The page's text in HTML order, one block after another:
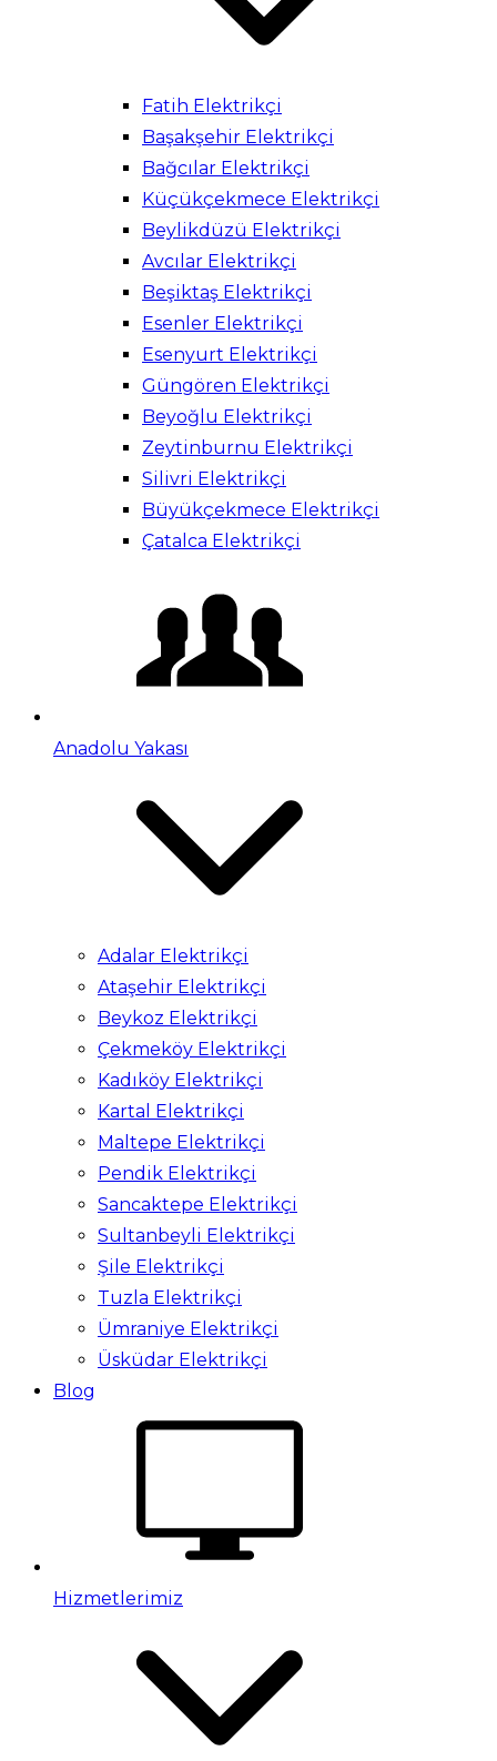
Fatih Elektrikçi
Başakşehir Elektrikçi
Bağcılar Elektrikçi
Küçükçekmece Elektrikçi
Beylikdüzü Elektrikçi
Avcılar Elektrikçi
Beşiktaş Elektrikçi
Esenler Elektrikçi
Esenyurt Elektrikçi
Güngören Elektrikçi
Beyoğlu Elektrikçi
Zeytinburnu Elektrikçi
Silivri Elektrikçi
Büyükçekmece Elektrikçi
Çatalca Elektrikçi
Anadolu Yakası
Adalar Elektrikçi
Ataşehir Elektrikçi
Beykoz Elektrikçi
Çekmeköy Elektrikçi
Kadıköy Elektrikçi
Kartal Elektrikçi
Maltepe Elektrikçi
Pendik Elektrikçi
Sancaktepe Elektrikçi
Sultanbeyli Elektrikçi
Şile Elektrikçi
Tuzla Elektrikçi
Ümraniye Elektrikçi
Üsküdar Elektrikçi
Blog
Hizmetlerimiz